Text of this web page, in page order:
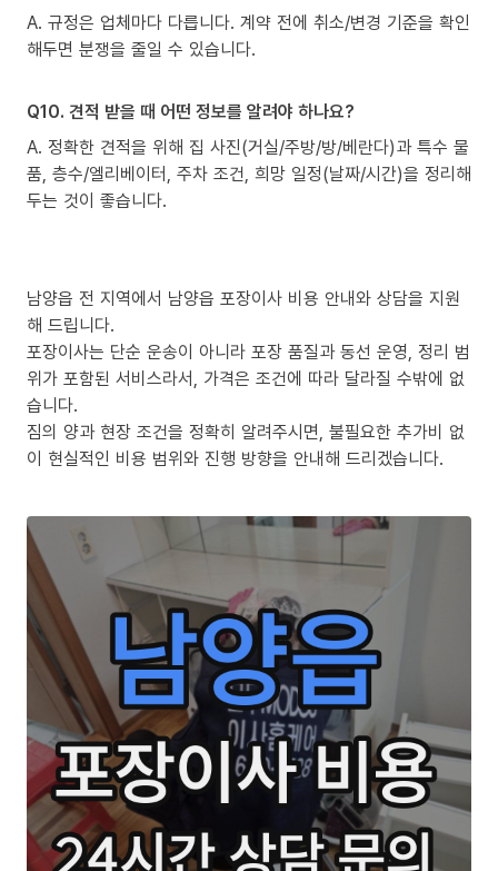
A. 규정은 업체마다 다릅니다. 계약 전에 취소/변경 기준을 확인
해두면 분쟁을 줄일 수 있습니다.
Q10. 견적 받을 때 어떤 정보를 알려야 하나요?
A. 정확한 견적을 위해 집 사진(거실/주방/방/베란다)과 특수 물
품, 층수/엘리베이터, 주차 조건, 희망 일정(날짜/시간)을 정리해
두는 것이 좋습니다.
남양읍 전 지역에서 남양읍 포장이사 비용 안내와 상담을 지원
해 드립니다.
포장이사는 단순 운송이 아니라 포장 품질과 동선 운영, 정리 범
위가 포함된 서비스라서, 가격은 조건에 따라 달라질 수밖에 없
습니다.
짐의 양과 현장 조건을 정확히 알려주시면, 불필요한 추가비 없
이 현실적인 비용 범위와 진행 방향을 안내해 드리겠습니다.